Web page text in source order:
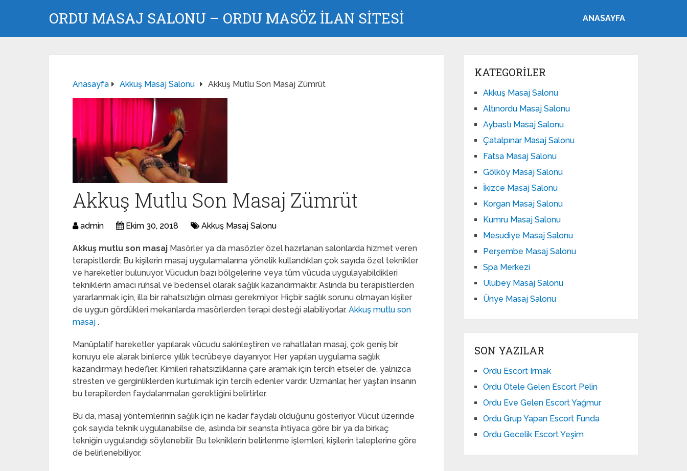
ORDU MASAJ SALONU – ORDU MASÖZ İLAN SİTESİ ANASAYFA
Anasayfa Akkuş Masaj Salonu Akkuş Mutlu Son Masaj Zümrüt
Akkuş Mutlu Son Masaj Zümrüt
admin Ekim 30, 2018 Akkuş Masaj Salonu
Akkuş mutlu son masaj Masörler ya da masözler özel hazırlanan salonlarda hizmet veren
terapistlerdir. Bu kişilerin masaj uygulamalarına yönelik kullandıkları çok sayıda özel teknikler
ve hareketler bulunuyor. Vücudun bazı bölgelerine veya tüm vücuda uygulayabildikleri
tekniklerin amacı ruhsal ve bedensel olarak sağlık kazandırmaktır. Aslında bu terapistlerden
yararlanmak için, illa bir rahatsızlığın olması gerekmiyor. Hiçbir sağlık sorunu olmayan kişiler
de uygun gördükleri mekanlarda masörlerden terapi desteği alabiliyorlar. Akkuş mutlu son
masaj .
Manüplatif hareketler yapılarak vücudu sakinleştiren ve rahatlatan masaj, çok geniş bir
konuyu ele alarak binlerce yıllık tecrübeye dayanıyor. Her yapılan uygulama sağlık
kazandırmayı hedefler. Kimileri rahatsızlıklarına çare aramak için tercih etseler de, yalnızca
stresten ve gerginliklerden kurtulmak için tercih edenler vardır. Uzmanlar, her yaştan insanın
bu terapilerden faydalanmaları gerektiğini belirtirler.
Bu da, masaj yöntemlerinin sağlık için ne kadar faydalı olduğunu gösteriyor. Vücut üzerinde
çok sayıda teknik uygulanabilse de, aslında bir seansta ihtiyaca göre bir ya da birkaç
tekniğin uygulandığı söylenebilir. Bu tekniklerin belirlenme işlemleri, kişilerin taleplerine göre
de belirlenebiliyor.
KATEGORILER
Akkuş Masaj Salonu
Altınordu Masaj Salonu
Aybastı Masaj Salonu
Çatalpınar Masaj Salonu
Fatsa Masaj Salonu
Gölköy Masaj Salonu
İkizce Masaj Salonu
Korgan Masaj Salonu
Kumru Masaj Salonu
Mesudiye Masaj Salonu
Perşembe Masaj Salonu
Spa Merkezi
Ulubey Masaj Salonu
Ünye Masaj Salonu
SON YAZILAR
Ordu Escort Irmak
Ordu Otele Gelen Escort Pelin
Ordu Eve Gelen Escort Yağmur
Ordu Grup Yapan Escort Funda
Ordu Gecelik Escort Yeşim